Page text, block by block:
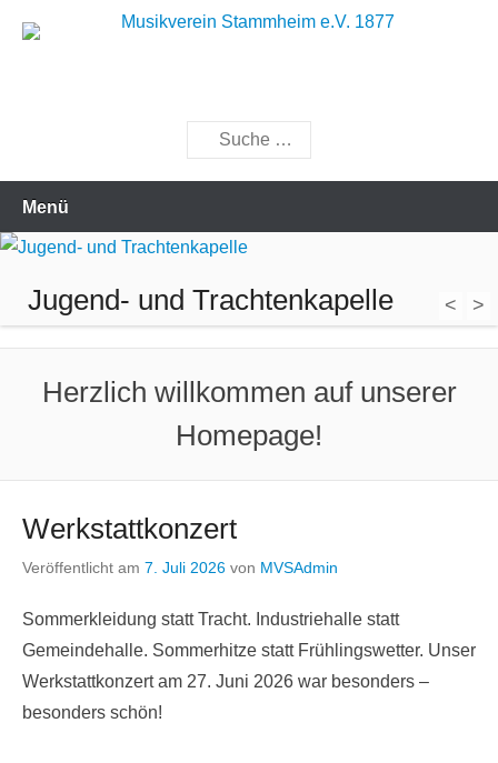
Inhalt
Suchen
Menü
Jugend- und Trachtenkapelle < >
Herzlich willkommen auf unserer
Homepage!
Werkstattkonzert
Veröffentlicht am 7. Juli 2026 von MVSAdmin
Sommerkleidung statt Tracht. Industriehalle statt
Gemeindehalle. Sommerhitze statt Frühlingswetter. Unser
Werkstattkonzert am 27. Juni 2026 war besonders –
besonders schön!